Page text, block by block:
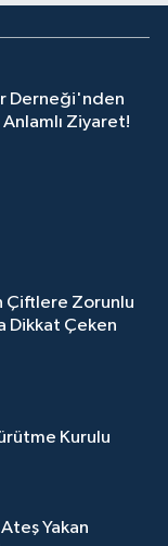
Derneği'nden
Ziyaret!
Çiftlere Zorunlu
Dikkat Çeken
Kurulu
Yakan